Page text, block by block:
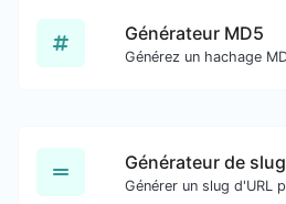
Générateur MD5
Générateur de slug